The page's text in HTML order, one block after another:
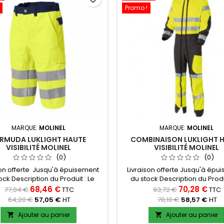
MARQUE: MOLINEL
LUKLIGHT HAUTE
VISIBILITÉ MOLINEL
(0)
offerte Jusqu'à épuisement
Description du Produit : Le
Luklight Haute Visibilité de la
Molinel est spécialement
pour offrir sécurité et confort
les environnements de travail
77,04 € 68,46 €TTC
64,20 € 57,05 € HT
 Ajouter au panier
Promo !
MARQUE: MOLINEL
COMBINAISON LUKLIGHT
VISIBILITÉ MOLINEL
(0)
Livraison offerte Jusqu'à
du stock Description du
Combinaison Luklight Haute
la marque Molinel est
idéal pour les
exigent à la fois une visibilité
93,72 € 70,28 €TTC
78,10 € 58,57 € HT
 Ajouter au panier